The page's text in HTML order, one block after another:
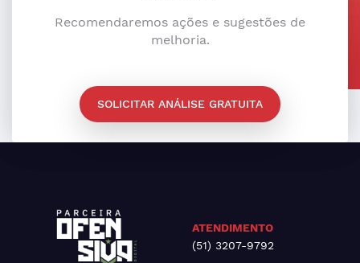
Recomendaremos ações e sugestões de
melhoria.
SOLICITAR ANÁLISE GRATUITA
ATENDIMENTO
(51) 3207-9792